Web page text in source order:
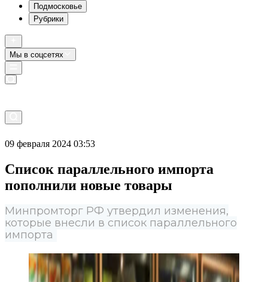
Подмосковье
Рубрики
Мы в соцсетях
09 февраля 2024 03:53
Список параллельного импорта
пополнили новые товары
Минпромторг РФ утвердил изменения,
которые внесли в список параллельного
импорта